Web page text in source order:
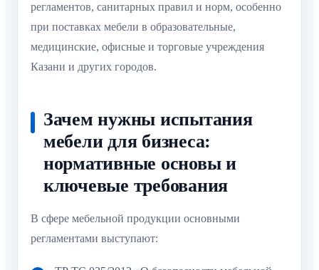
регламентов, санитарных правил и норм, особенно
при поставках мебели в образовательные,
медицинские, офисные и торговые учреждения
Казани и других городов.
Зачем нужны испытания
мебели для бизнеса:
нормативные основы и
ключевые требования
В сфере мебельной продукции основными
регламентами выступают: